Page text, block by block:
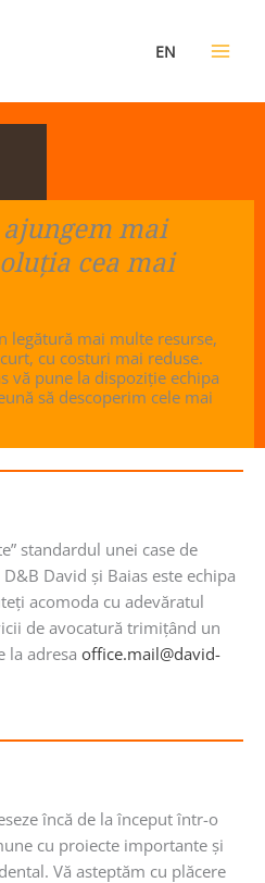
EN
mai
cea mai
legătură mai multe resurse,
cu costuri mai reduse.
vă pune la dispoziţie echipa
să descoperim cele mai
standardul unei case de
David şi Baias este echipa
acomoda cu adevăratul
de avocatură trimiţând un
la adresa office.mail@david-
încă de la început într-o
cu proiecte importante şi
Vă asteptăm cu plăcere